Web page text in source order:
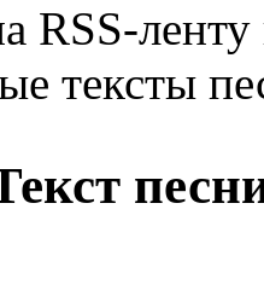
RSS-
тексты